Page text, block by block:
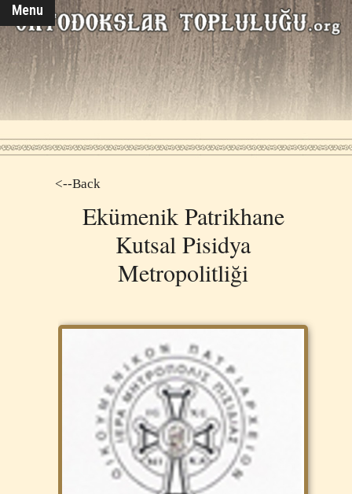
Menu
<--Back
Ekümenik Patrikhane
Kutsal Pisidya
Metropolitliği